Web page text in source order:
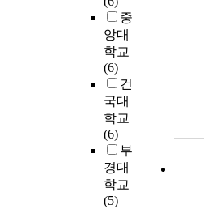
중
앙대
학교
(6)
건
국대
학교
(6)
부
경대
학교
(5)